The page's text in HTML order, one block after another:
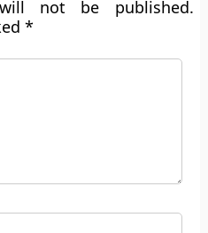
not be published.
*